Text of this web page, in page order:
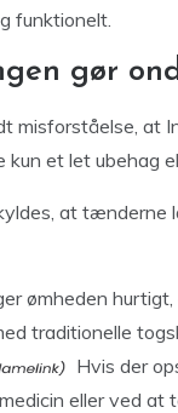
funktionelt.
gør
misforståelse, at
kun et let ubehag
at tænderne
ømheden
traditionelle
Hvis der
eller ved at